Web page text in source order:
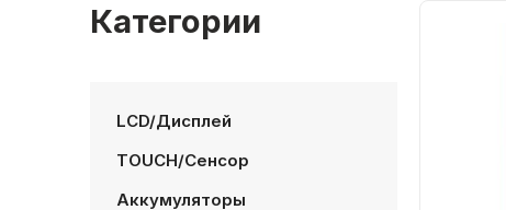
Категории
LCD/Дисплей
TOUCH/Сенсор
Аккумуляторы